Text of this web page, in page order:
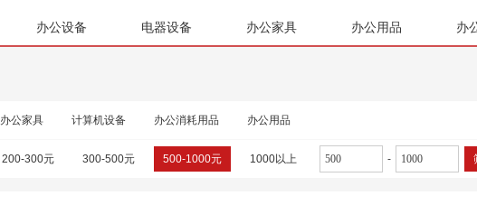
办公设备 电器设备 办公家具 办公用品 办
办公家具 计算机设备 办公消耗用品 办公用品
200-300元 300-500元 500-1000元 1000以上 -